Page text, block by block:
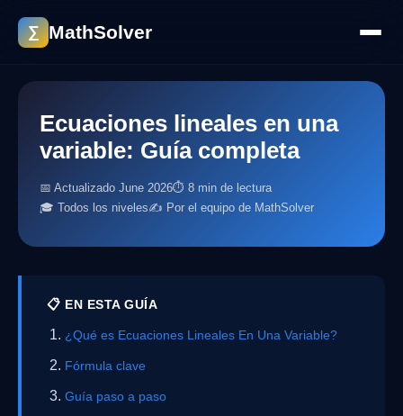
∑ MathSolver
Ecuaciones lineales en una
variable: Guía completa
📅 Actualizado June 2026⏱ 8 min de lectura
🎓 Todos los niveles✍️ Por el equipo de MathSolver
📋 EN ESTA GUÍA
¿Qué es Ecuaciones Lineales En Una Variable?
Fórmula clave
Guía paso a paso